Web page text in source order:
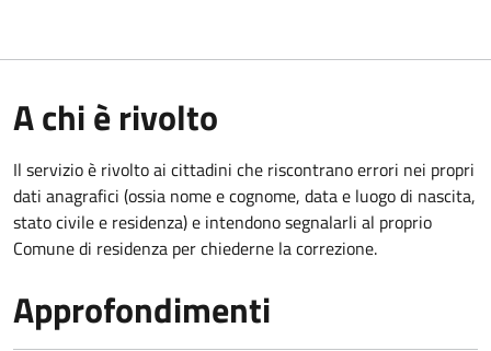
A chi è rivolto
Il servizio è rivolto ai cittadini che riscontrano errori nei propri
dati anagrafici (ossia nome e cognome, data e luogo di nascita,
stato civile e residenza) e intendono segnalarli al proprio
Comune di residenza per chiederne la correzione.
Approfondimenti